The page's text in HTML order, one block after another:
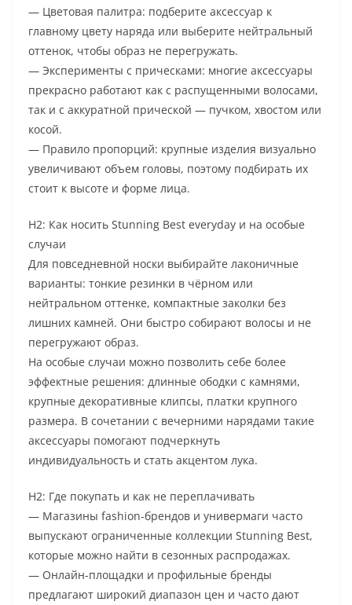
— Цветовая палитра: подберите аксессуар к
главному цвету наряда или выберите нейтральный
оттенок, чтобы образ не перегружать.
— Эксперименты с прическами: многие аксессуары
прекрасно работают как с распущенными волосами,
так и с аккуратной прической — пучком, хвостом или
косой.
— Правило пропорций: крупные изделия визуально
увеличивают объем головы, поэтому подбирать их
стоит к высоте и форме лица.
H2: Как носить Stunning Best everyday и на особые
случаи
Для повседневной носки выбирайте лаконичные
варианты: тонкие резинки в чёрном или
нейтральном оттенке, компактные заколки без
лишних камней. Они быстро собирают волосы и не
перегружают образ.
На особые случаи можно позволить себе более
эффектные решения: длинные ободки с камнями,
крупные декоративные клипсы, платки крупного
размера. В сочетании с вечерними нарядами такие
аксессуары помогают подчеркнуть
индивидуальность и стать акцентом лука.
H2: Где покупать и как не переплачивать
— Магазины fashion-брендов и универмаги часто
выпускают ограниченные коллекции Stunning Best,
которые можно найти в сезонных распродажах.
— Онлайн-площадки и профильные бренды
предлагают широкий диапазон цен и часто дают